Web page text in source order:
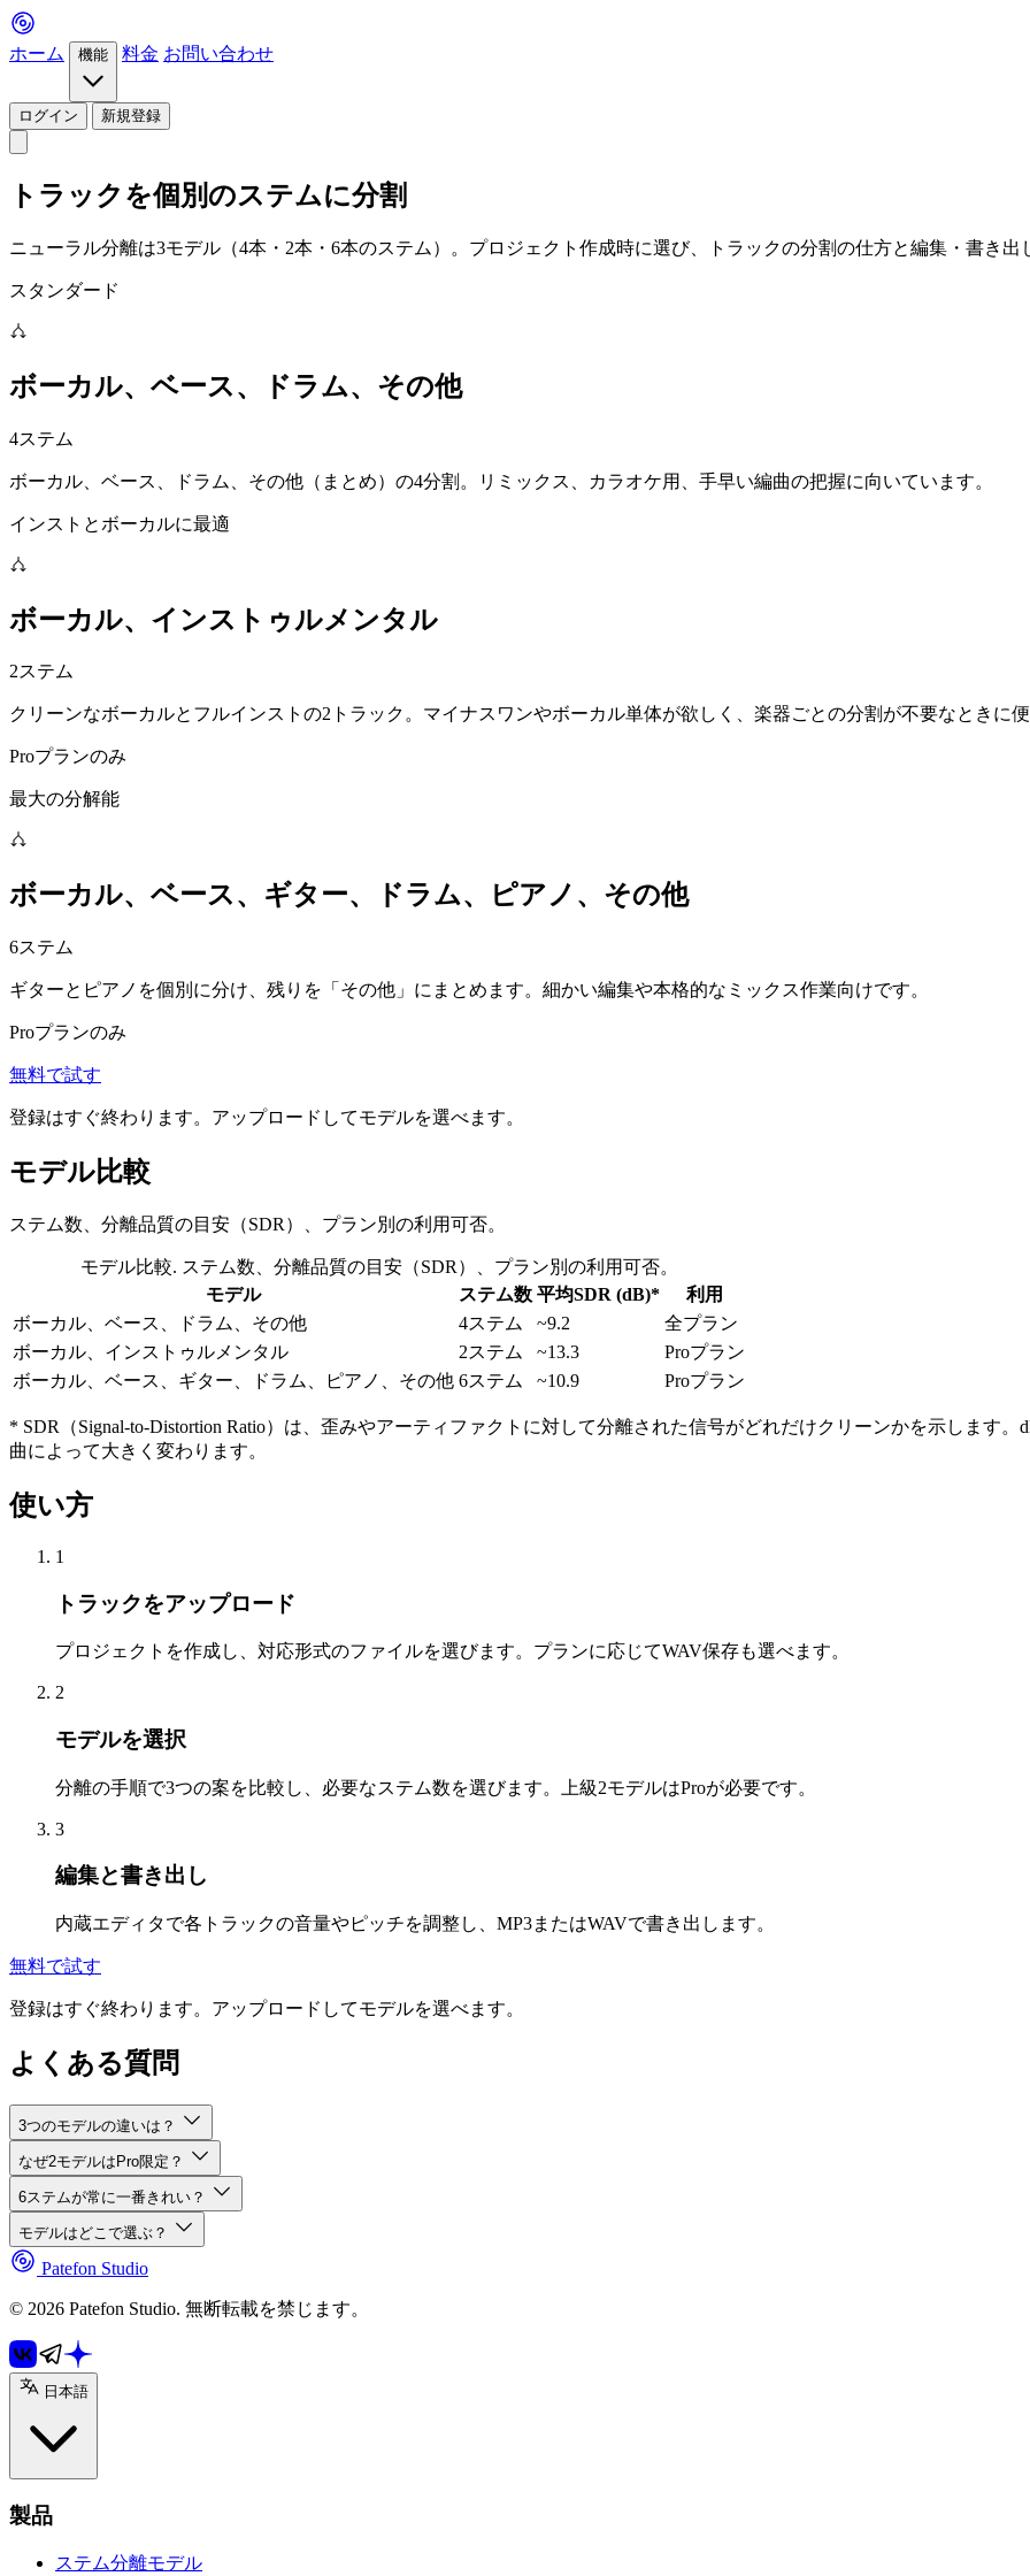
ホーム 機能 料金 お問い合わせ
ログイン 新規登録
トラックを個別のステムに分割
ニューラル分離は3モデル（4本・2本・6本のステム）。プロジェクト作成時に選び、トラックの分割の仕方と編集・書き出
スタンダード
ボーカル、ベース、ドラム、その他
4ステム
ボーカル、ベース、ドラム、その他（まとめ）の4分割。リミックス、カラオケ用、手早い編曲の把握に向いています。
インストとボーカルに最適
ボーカル、インストゥルメンタル
2ステム
クリーンなボーカルとフルインストの2トラック。マイナスワンやボーカル単体が欲しく、楽器ごとの分割が不要なときに便
Proプランのみ
最大の分解能
ボーカル、ベース、ギター、ドラム、ピアノ、その他
6ステム
ギターとピアノを個別に分け、残りを「その他」にまとめます。細かい編集や本格的なミックス作業向けです。
Proプランのみ
無料で試す
登録はすぐ終わります。アップロードしてモデルを選べます。
モデル比較
ステム数、分離品質の目安（SDR）、プラン別の利用可否。
モデル比較. ステム数、分離品質の目安（SDR）、プラン別の利用可否。
モデル
ステム数 平均SDR (dB)*
利用
ボーカル、ベース、ドラム、その他
4ステム ~9.2
全プラン
ボーカル、インストゥルメンタル
2ステム ~13.3
Proプラン
ボーカル、ベース、ギター、ドラム、ピアノ、その他 6ステム ~10.9 Proプラン
* SDR（Signal-to-Distortion Ratio）は、歪みやアーティファクトに対して分離された信号がどれだけクリーンかを示します
曲によって大きく変わります。
使い方
1
トラックをアップロード
プロジェクトを作成し、対応形式のファイルを選びます。プランに応じてWAV保存も選べます。
2
モデルを選択
分離の手順で3つの案を比較し、必要なステム数を選びます。上級2モデルはProが必要です。
3
編集と書き出し
内蔵エディタで各トラックの音量やピッチを調整し、MP3またはWAVで書き出します。
無料で試す
登録はすぐ終わります。アップロードしてモデルを選べます。
よくある質問
3つのモデルの違いは？
なぜ2モデルはPro限定？
6ステムが常に一番きれい？
モデルはどこで選ぶ？
Patefon Studio
© 2026 Patefon Studio. 無断転載を禁じます。
日本語
製品
ステム分離モデル